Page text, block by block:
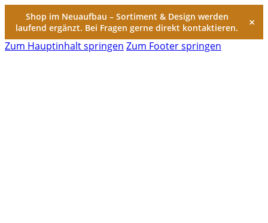
Shop im Neuaufbau – Sortiment & Design werden
laufend ergänzt. Bei Fragen gerne direkt kontaktieren.
×
Zum Hauptinhalt springen Zum Footer springen